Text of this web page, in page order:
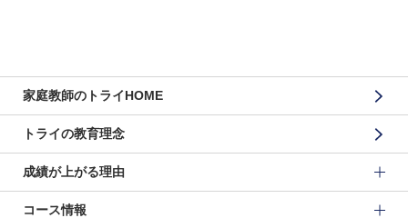
家庭教師のトライHOME
トライの教育理念
成績が上がる理由
コース情報